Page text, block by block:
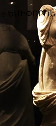
ԵՄԻՓՈՐՈՆ